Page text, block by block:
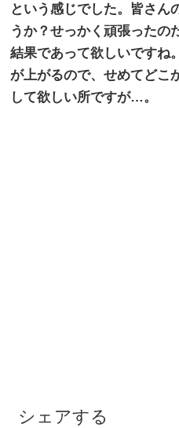
という感じでした。皆さん
うか？せっかく頑張ったの
結果であって欲しいですね
が上がるので、せめてどこ
して欲しい所ですが…。
シェアする